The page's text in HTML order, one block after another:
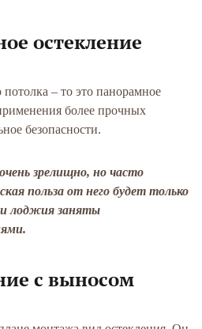
остекление
– то это панорамное
более прочных
безопасности.
зрелищно, но часто
польза от него будет только
лоджия заняты
с выносом